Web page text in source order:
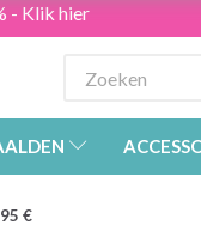
- Klik hier
€